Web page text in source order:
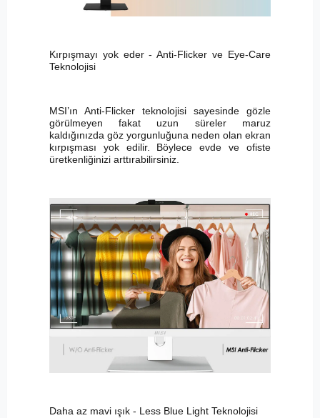
Kırpışmayı yok eder - Anti-Flicker ve Eye-Care
Teknolojisi
MSI’ın Anti-Flicker teknolojisi sayesinde gözle
görülmeyen fakat uzun süreler maruz
kaldığınızda göz yorgunluğuna neden olan ekran
kırpışması yok edilir. Böylece evde ve ofiste
üretkenliğinizi arttırabilirsiniz.
Daha az mavi ışık - Less Blue Light Teknolojisi